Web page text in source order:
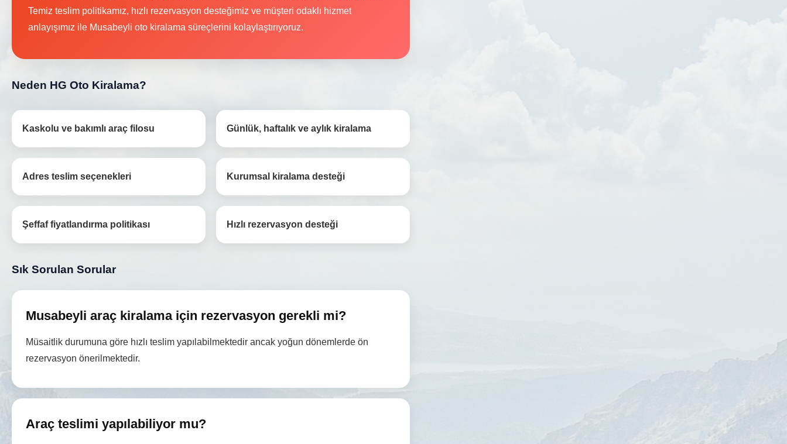
Temiz teslim politikamız, hızlı rezervasyon desteğimiz ve müşteri odaklı hizmet
anlayışımız ile Musabeyli oto kiralama süreçlerini kolaylaştırıyoruz.
Neden HG Oto Kiralama?
Kaskolu ve bakımlı araç filosu Günlük, haftalık ve aylık kiralama
Adres teslim seçenekleri Kurumsal kiralama desteği
Şeffaf fiyatlandırma politikası Hızlı rezervasyon desteği
Sık Sorulan Sorular
Musabeyli araç kiralama için rezervasyon gerekli mi?
Müsaitlik durumuna göre hızlı teslim yapılabilmektedir ancak yoğun dönemlerde ön
rezervasyon önerilmektedir.
Araç teslimi yapılabiliyor mu?